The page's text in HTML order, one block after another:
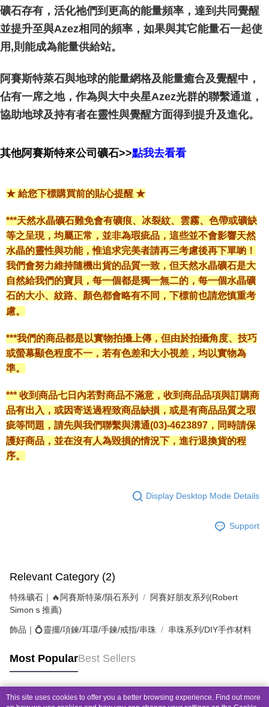
礦石存有，活化祂們到更高的能量頻率，達到共同覺醒
並提升至與Azez相同的頻率，如果與其它能量石一起使
用,則能成為能量供給站。
阿賽斯特萊石與地球的能量網格及能量癒合及覺醒中，
佔有一席之地，作為與大中央星Azez光群的聯繫通道，
協助地球及持有者在靈性與覺醒方面得到提升及進化。
其他阿賽斯特來公司礦石>>點我去看看
★ 給您下標購買前的貼心提醒 ★
***天然水晶礦石難免會有礦痕、冰裂紋、雲霧、色帶或礦缺
等之呈現，均屬正常，並非為瑕疵品，這些並不會影響天然
水晶的靈性與功能，惟追求完美者請再三考慮後再下單喲！
我們會努力維持隨機出貨的品質一致，但天然水晶礦石是大
自然給我們的寶貝，每一個都是獨一無二的，每一個水晶礦
石的大小、紋路、顏色都會略有不同，下標前也請您慎重考
慮。
***我們的商品都是以實物拍攝上傳，但由於拍攝角度、技巧
或螢幕顯色程度不一，若有色差和大小視差，均以實物為
準。
*** 收到商品七日內若對商品不滿意，收到商品品項與訂購商
品有出入，或因寄送過程致商品缺損，或是有商品品質之瑕
疵等問題，請先與我們聯繫與溝通(03)-4623897，同時請保
護好商品，並在沒有人為毀損的情況下，進行退換貨的程
序。
Display Desktop Mode Details
Support
Relevant Category (2)
特殊礦石｜🔥阿賽斯特萊/隕石系列
阿賽好朋友系列(Robert
Simonｓ推薦)
飾品｜💍靈擺/項鍊/耳環/手鍊/戒指/串珠 串珠系列/DIY手作材料
Most PopularBest Sellers
This site uses cookies to offer you a better browsing experience. Find out more